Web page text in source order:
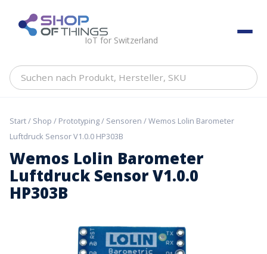
content ShopOfThings
IoT for Switzerland
Suchen
Hersteller,
Start/ Shop / Prototyping/ Sensoren / Wemos Lolin Barometer
Luftdruck Sensor V1.0.0 HP303B
Wemos Lolin Barometer
Luftdruck Sensor V1.0.0
HP303B